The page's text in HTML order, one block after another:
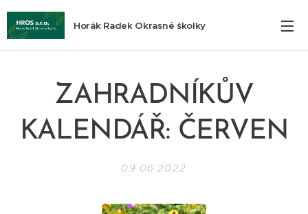
Horák Radek Okrasné školky
ZAHRADNÍKŮV
KALENDÁŘ: ČERVEN
09.06.2022